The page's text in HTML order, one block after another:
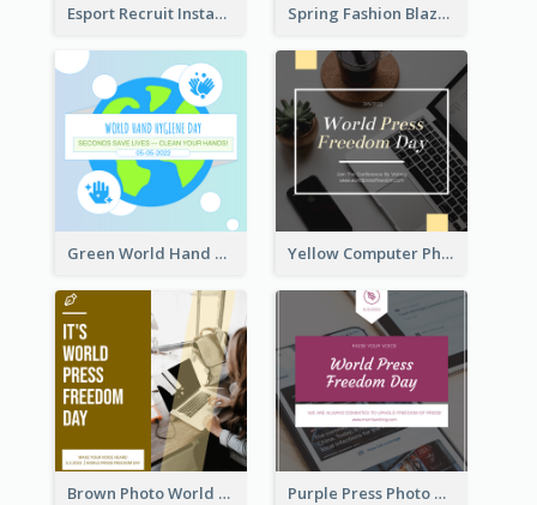
Esport Recruit Instagram Post Spring Fashion Blazer Instagram Post
Green World Hand Hygiene Day Instagram Post Yellow Computer Photo World Press Freedom Day Instagram Post
Brown Photo World Press Freedom Day Instagram Post Purple Press Photo World Press Freedom Day Instagram Post